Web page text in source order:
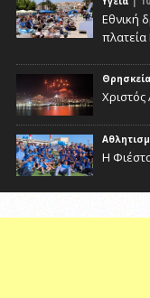
Eθνική
Θρησκεία
Χριστός
Η